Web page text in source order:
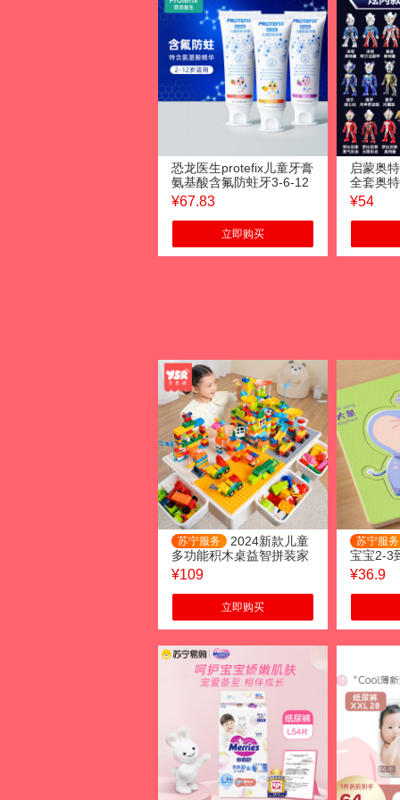
恐龙医生protefix儿童牙膏
氨基酸含氟防蛀牙3-6-12
岁以上儿童护理8小学生
换牙期套装草莓味+香橙
味+葡萄味
¥67.83
立即购买
启蒙奥
全套奥
手办公
第二弹-
¥54
苏宁服务
2024新款儿童
多功能积木桌益智拼装家
用1一3岁玩具兼容乐高
¥109
立即购买
苏宁服务
宝宝2-3
教平图
玩具
¥36.9